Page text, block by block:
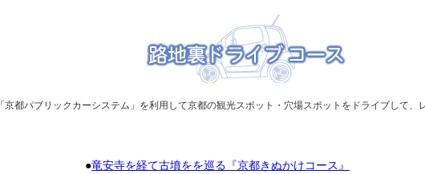
「京都パブリックカーシステム」を利用して京都の観光スポット・穴場スポットをドライブして、
●竜安寺を経て古墳をを巡る『京都きぬかけコース』